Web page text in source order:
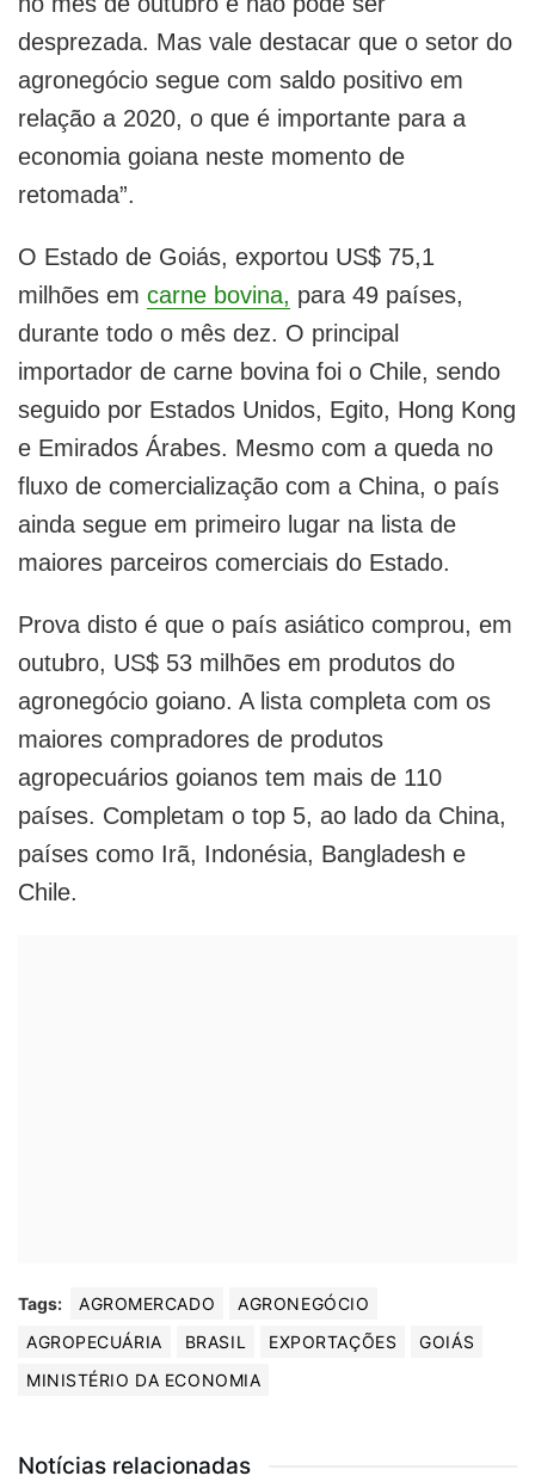
desprezada. Mas vale destacar que o setor do
agronegócio segue com saldo positivo em
relação a 2020, o que é importante para a
economia goiana neste momento de
retomada”.
O Estado de Goiás, exportou US$ 75,1
milhões em carne bovina, para 49 países,
durante todo o mês dez. O principal
importador de carne bovina foi o Chile, sendo
seguido por Estados Unidos, Egito, Hong Kong
e Emirados Árabes. Mesmo com a queda no
fluxo de comercialização com a China, o país
ainda segue em primeiro lugar na lista de
maiores parceiros comerciais do Estado.
Prova disto é que o país asiático comprou, em
outubro, US$ 53 milhões em produtos do
agronegócio goiano. A lista completa com os
maiores compradores de produtos
agropecuários goianos tem mais de 110
países. Completam o top 5, ao lado da China,
países como Irã, Indonésia, Bangladesh e
Chile.
Tags: AGROMERCADO
AGRONEGÓCIO
AGROPECUÁRIA
BRASIL EXPORTAÇÕES
GOIÁS
MINISTÉRIO DA ECONOMIA
Notícias relacionadas